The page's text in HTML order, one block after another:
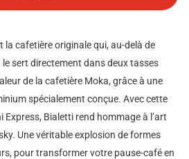
la cafetière originale qui, au-delà de
sert directement dans deux tasses
de la cafetière Moka, grâce à une
spécialement conçue. Avec cette
Express, Bialetti rend hommage à l’art
Une véritable explosion de formes
pour transformer votre pause-café en